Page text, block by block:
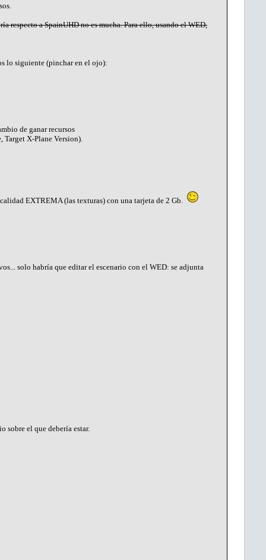
respecto a SpainUHD no es mucha. Para ello, usando el WED,
lo siguiente (pinchar en el ojo):
de ganar recursos
X-Plane Version).
EXTREMA (las texturas) con una tarjeta de 2 Gb.
solo habría que editar el escenario con el WED: se adjunta
sobre el que debería estar.